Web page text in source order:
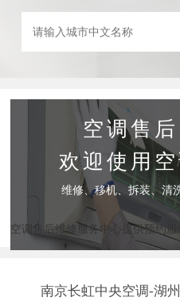
空调售
欢迎使用
维修、移机、拆装、清
空调售后维修服务中心提供预约服
南京长虹中央空调-湖